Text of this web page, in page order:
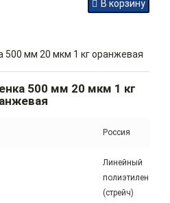
В корзину
500 мм 20 мкм 1 кг
Россия
Линейный
полиэтилен
(стрейч)